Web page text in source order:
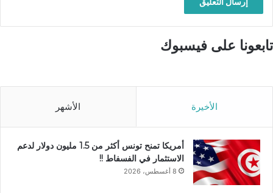
تابعونا على فيسبوك
الأخيرة الأشهر
أمريكا تمنح تونس أكثر من 1.5 مليون دولار لدعم
الاستثمار في الفسفاط !!
8 أغسطس، 2026